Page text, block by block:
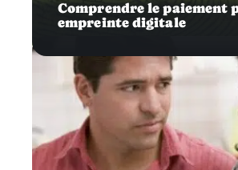
Comprendre le paiement
empreinte digitale